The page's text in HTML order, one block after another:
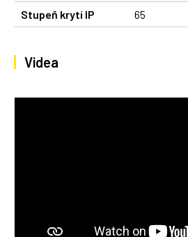
Stupeň krytí IP
65
Videa